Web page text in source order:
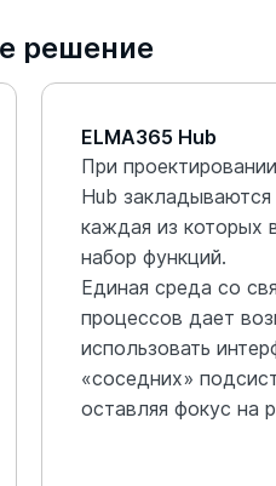
решение
ELMA365 Hub
При
Hub
каждая из которых
набор функций.
Единая среда со
процессов дает
использовать
«соседних»
оставляя фокус на